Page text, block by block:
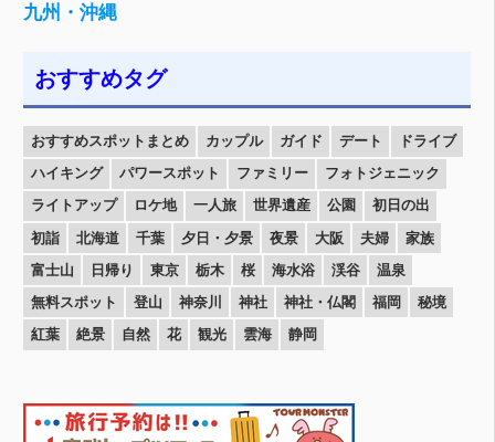
九州・沖縄
おすすめタグ
おすすめスポットまとめ カップル ガイド デート
ドライブ
ハイキング
パワースポット ファミリー
フォトジェニック
ライトアップ
ロケ地 一人旅 世界遺産 公園
初日の出
初詣
北海道 千葉 夕日・夕景 夜景 大阪 夫婦
家族
富士山
日帰り 東京 栃木 桜 海水浴 渓谷
温泉
無料スポット
登山 神奈川 神社 神社・仏閣 福岡
秘境
紅葉
絶景 自然 花 観光 雲海 静岡